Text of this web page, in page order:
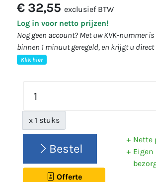
€ 32,55 exclusief BTW
Log in voor netto prijzen!
Nog geen account? Met uw KVK-nummer
binnen 1 minuut geregeld, en krijgt u
Klik hier
x 1 stuks
Bestel
Offerte
Nette
Eigen